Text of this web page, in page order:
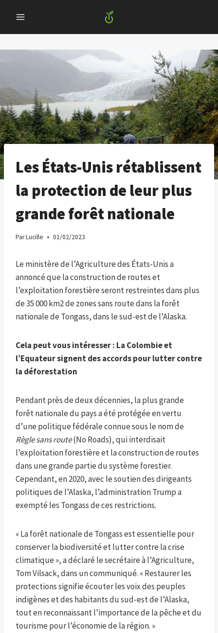
content
Les États-Unis rétablissent
la protection de leur plus
grande forêt nationale
ParLucille 01/02/2023
Le ministère de l’Agriculture des États-Unis a
annoncé que la construction de routes et
l’exploitation forestière seront restreintes dans plus
de 35 000 km2 de zones sans route dans la forêt
nationale de Tongass, dans le sud-est de l’Alaska.
Cela peut vous intéresser : La Colombie et
l’Equateur signent des accords pour lutter contre
la déforestation
Pendant près de deux décennies, la plus grande
forêt nationale du pays a été protégée en vertu
d’une politique fédérale connue sous le nom de
Règle sans route(No Roads), qui interdisait
l’exploitation forestière et la construction de routes
dans une grande partie du système forestier.
Cependant, en 2020, avec le soutien des dirigeants
politiques de l’Alaska, l’administration Trump a
exempté les Tongass de ces restrictions.
« La forêt nationale de Tongass est essentielle pour
conserver la biodiversité et lutter contre la crise
climatique », a déclaré le secrétaire à l’Agriculture,
Tom Vilsack, dans un communiqué. « Restaurer les
protections signifie écouter les voix des peuples
indigènes et des habitants du sud-est de l’Alaska,
tout en reconnaissant l’importance de la pêche et du
tourisme pour l’économie de la région. »